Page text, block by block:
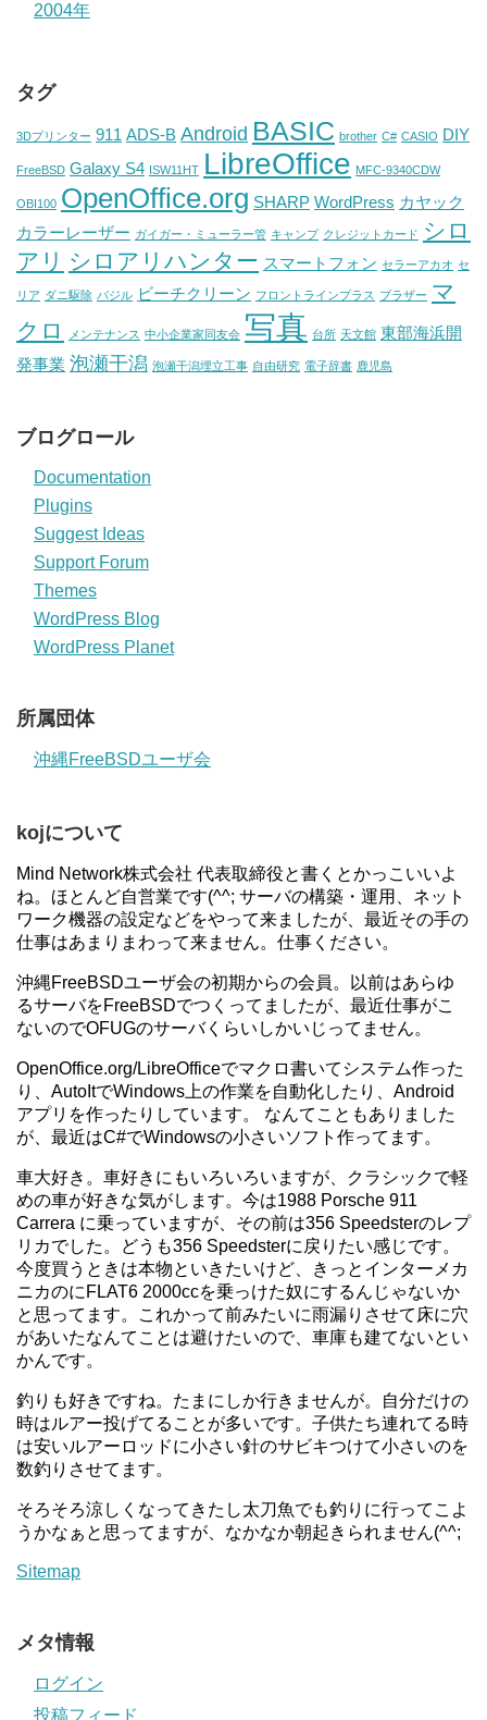
2004年
タグ
3Dプリンター 911 ADS-B Android BASIC brother C# CASIO DIY
FreeBSD Galaxy S4 ISW11HT LibreOffice MFC-9340CDW
OBI100 OpenOffice.org SHARP WordPress カヤック
カラーレーザー ガイガー・ミューラー管 キャンプ クレジットカード シロ
アリ シロアリハンター スマートフォン セラーアカオ セ
リア ダニ駆除 バジル ビーチクリーン フロントラインプラス ブラザー マ
クロ
メンテナンス 中小企業家同友会 写真 台所 天文館 東部海浜開
発事業 泡瀬干潟 泡瀬干潟埋立工事 自由研究 電子辞書 鹿児島
ブログロール
Documentation
Plugins
Suggest Ideas
Support Forum
Themes
WordPress Blog
WordPress Planet
所属団体
沖縄FreeBSDユーザ会
kojについて
Mind Network株式会社 代表取締役と書くとかっこいいよ
ね。ほとんど自営業です(^^; サーバの構築・運用、ネット
ワーク機器の設定などをやって来ましたが、最近その手の
仕事はあまりまわって来ません。仕事ください。
沖縄FreeBSDユーザ会の初期からの会員。以前はあらゆ
るサーバをFreeBSDでつくってましたが、最近仕事がこ
ないのでOFUGのサーバくらいしかいじってません。
OpenOffice.org/LibreOfficeでマクロ書いてシステム作った
り、AutoItでWindows上の作業を自動化したり、Android
アプリを作ったりしています。 なんてこともありました
が、最近はC#でWindowsの小さいソフト作ってます。
車大好き。車好きにもいろいろいますが、クラシックで軽
めの車が好きな気がします。今は1988 Porsche 911
Carrera に乗っていますが、その前は356 Speedsterのレプ
リカでした。どうも356 Speedsterに戻りたい感じです。
今度買うときは本物といきたいけど、きっとインターメカ
ニカのにFLAT6 2000ccを乗っけた奴にするんじゃないか
と思ってます。これかって前みたいに雨漏りさせて床に穴
があいたなんてことは避けたいので、車庫も建てないとい
かんです。
釣りも好きですね。たまにしか行きませんが。自分だけの
時はルアー投げてることが多いです。子供たち連れてる時
は安いルアーロッドに小さい針のサビキつけて小さいのを
数釣りさせてます。
そろそろ涼しくなってきたし太刀魚でも釣りに行ってこよ
うかなぁと思ってますが、なかなか朝起きられません(^^;
Sitemap
メタ情報
ログイン
投稿フィード